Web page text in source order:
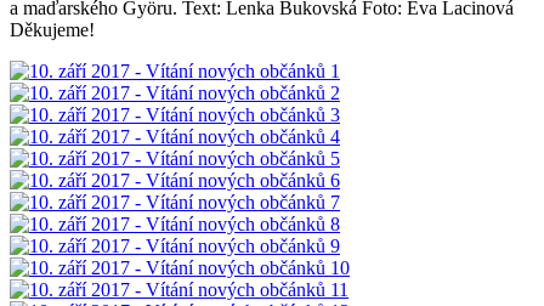
a maďarského Györu. Text: Lenka Bukovská Foto: Eva Lacinová
Děkujeme!